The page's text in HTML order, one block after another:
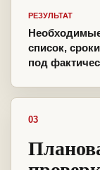
РЕЗУЛЬТАТ
список,
под
03